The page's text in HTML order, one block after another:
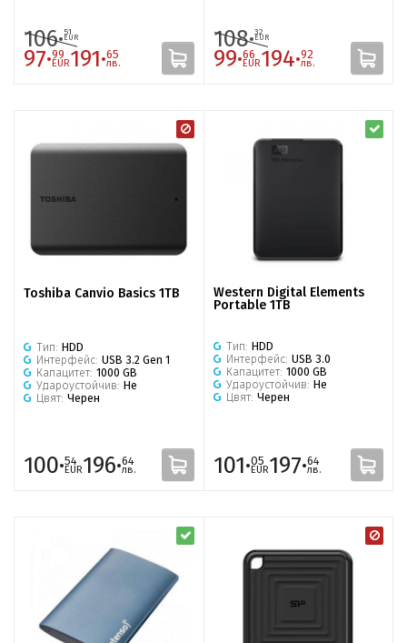
106·51
EUR
97·99
EUR191·65
лв.
108·32
EUR
99·66
EUR194·92
лв.
Toshiba Canvio Basics 1TB
Тип: HDD
Интерфейс: USB 3.2 Gen 1
Капацитет: 1000 GB
Удароустойчив: Не
Цвят: Черен
100·54
EUR196·64
лв.
Western Digital Elements
Portable 1TB
Тип: HDD
Интерфейс: USB 3.0
Капацитет: 1000 GB
Удароустойчив: Не
Цвят: Черен
101·05
EUR197·64
лв.